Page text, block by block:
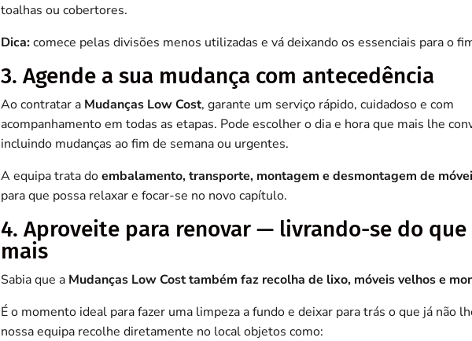
toalhas ou cobertores.
Dica:comece pelas divisões menos utilizadas e vá deixando os essenciais para o
3. Agende a sua mudança com antecedência
Ao contratar a Mudanças Low Cost, garante um serviço rápido, cuidadoso e com
acompanhamento em todas as etapas. Pode escolher o dia e hora que mais lhe
incluindo mudanças ao fim de semana ou urgentes.
A equipa trata doembalamento, transporte, montagem e desmontagem de
para que possa relaxar e focar-se no novo capítulo.
4. Aproveite para renovar — livrando-se do que
mais
Sabia que a Mudanças Low Cost também faz recolha de lixo, móveis velhos e
É o momento ideal para fazer uma limpeza a fundo e deixar para trás o que já não
nossa equipa recolhe diretamente no local objetos como: